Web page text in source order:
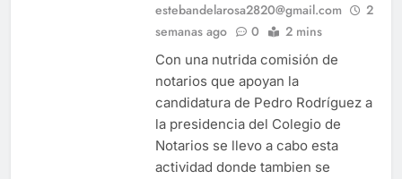
estebandelarosa2820@gmail.com
2
semanas ago
0 2 mins
Con una nutrida comisión de
notarios que apoyan la
candidatura de Pedro Rodríguez a
la presidencia del Colegio de
Notarios se llevo a cabo esta
actividad donde tambien se